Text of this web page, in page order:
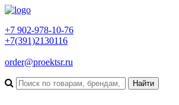
+7 902-978-10-76
+7(391)2130116
order@proektsr.ru